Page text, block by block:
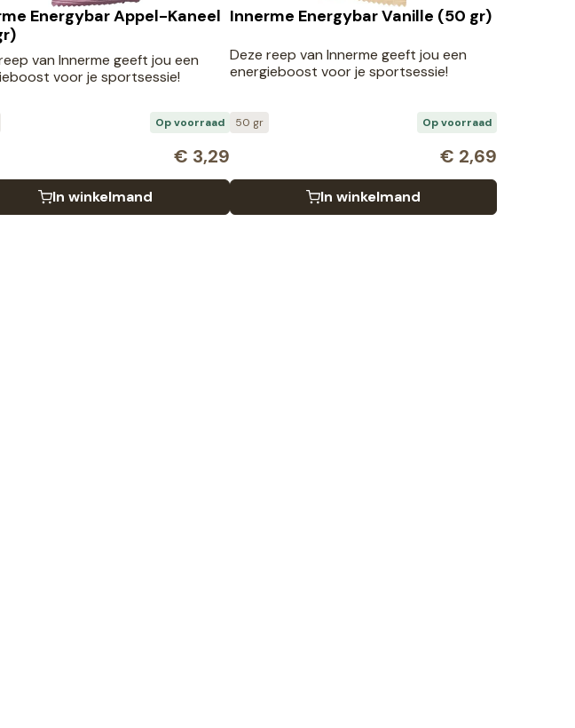
Energybar Appel-Kaneel
van Innerme geeft jou een
voor je sportsessie!
Op voorraad
€ 3,29
In winkelmand
Innerme Energybar Vanille (50 gr)
Deze reep van Innerme geeft jou een
energieboost voor je sportsessie!
50 gr Op voorraad
€ 2,69
In winkelmand